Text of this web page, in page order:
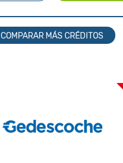
COMPARAR MÁS CRÉDITOS